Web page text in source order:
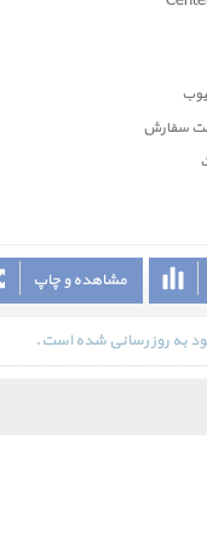
سفارش
مشاهده و چاپ